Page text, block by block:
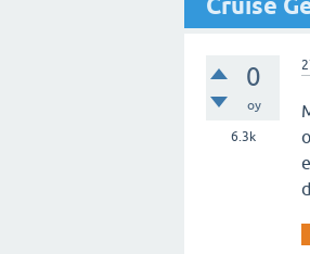
0
oy
6.3k